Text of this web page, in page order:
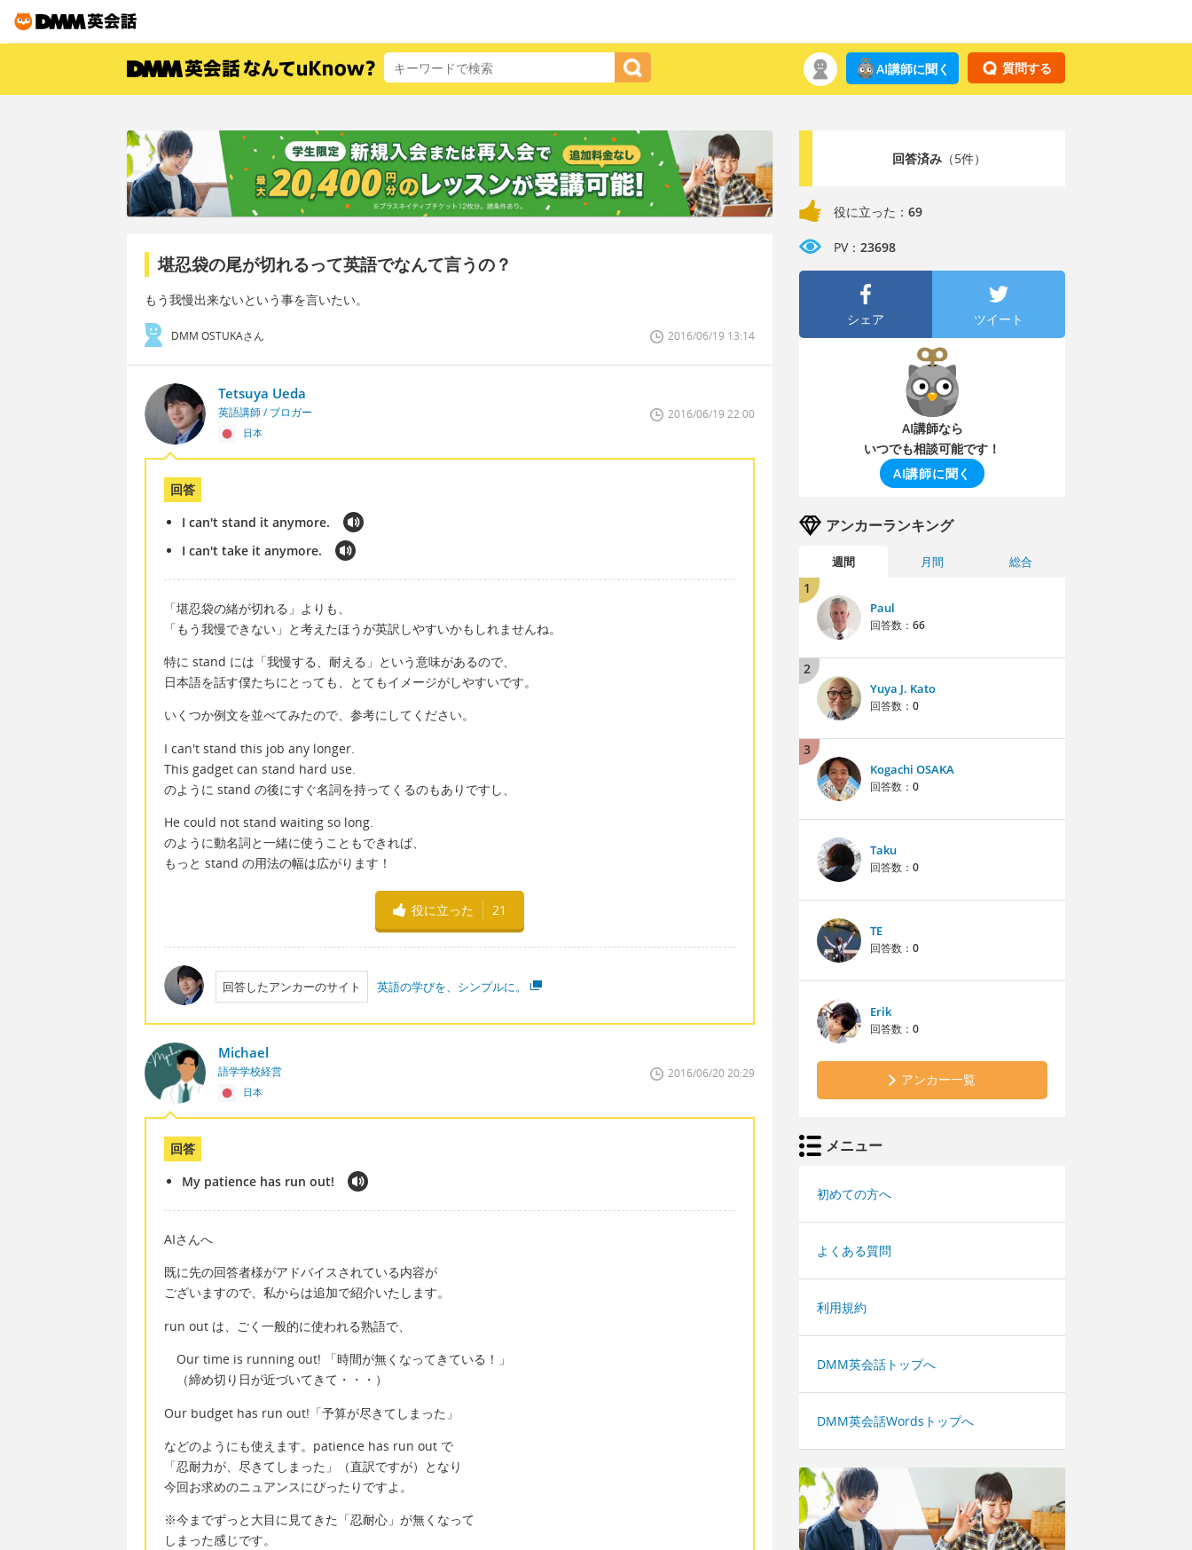
質問する
AI講師に聞く
堪忍袋の尾が切れるって英語でなんて言うの？
もう我慢出来ないという事を言いたい。
DMM OSTUKAさん 2016/06/19 13:14
Tetsuya Ueda
英語講師 / ブロガー
日本
2016/06/19 22:00
回答
I can't stand it anymore.
I can't take it anymore.
「堪忍袋の緒が切れる」よりも、
「もう我慢できない」と考えたほうが英訳しやすいかもしれませんね。
特に stand には「我慢する、耐える」という意味があるので、
日本語を話す僕たちにとっても、とてもイメージがしやすいです。
いくつか例文を並べてみたので、参考にしてください。
I can't stand this job any longer.
This gadget can stand hard use.
のように stand の後にすぐ名詞を持ってくるのもありですし、
He could not stand waiting so long.
のように動名詞と一緒に使うこともできれば、
もっと stand の用法の幅は広がります！
役に立った 21
回答したアンカーのサイト 英語の学びを、シンプルに。
Michael
語学学校経営
日本
2016/06/20 20:29
回答
My patience has run out!
AIさんへ
既に先の回答者様がアドバイスされている内容が
ございますので、私からは追加で紹介いたします。
run out は、ごく一般的に使われる熟語で、
Our time is running out! 「時間が無くなってきている！」
（締め切り日が近づいてきて・・・）
Our budget has run out!「予算が尽きてしまった」
などのようにも使えます。patience has run out で
「忍耐力が、尽きてしまった」（直訳ですが）となり
今回お求めのニュアンスにぴったりですよ。
※今までずっと大目に見てきた「忍耐心」が無くなって
しまった感じです。
回答済み（5件）
役に立った： 69
PV： 23698
シェア ツイート
AI講師なら
いつでも相談可能です！
AI講師に聞く
アンカーランキング
週間 月間 総合
1
Paul
回答数： 66
2
Yuya J. Kato
回答数： 0
3
Kogachi OSAKA
回答数： 0
Taku
回答数： 0
TE
回答数： 0
Erik
回答数： 0
アンカー一覧
メニュー
初めての方へ
よくある質問
利用規約
DMM英会話トップへ
DMM英会話Wordsトップへ